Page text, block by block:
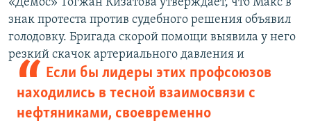
«Демос» Тогжан Кизатова утверждает, что Макс в
знак протеста против судебного решения объявил
голодовку. Бригада скорой помощи выявила у него
резкий
Если бы лидеры этих профсоюзов
находились в тесной взаимосвязи с
нефтяниками, своевременно
скачок артериального давления и